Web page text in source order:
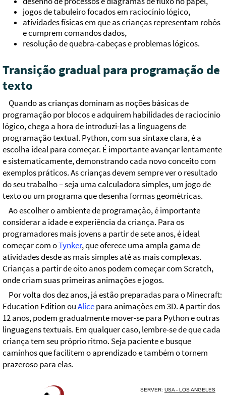
jogos de tabuleiro focados em raciocínio lógico,
atividades físicas em que as crianças representam robôs
e cumprem comandos dados,
resolução de quebra-cabeças e problemas lógicos.
Transição gradual para programação de
texto
Quando as crianças dominam as noções básicas de
programação por blocos e adquirem habilidades de raciocínio
lógico, chega a hora de introduzi-las a linguagens de
programação textual. Python, com sua sintaxe clara, é a
escolha ideal para começar. É importante avançar lentamente
e sistematicamente, demonstrando cada novo conceito com
exemplos práticos. As crianças devem sempre ver o resultado
do seu trabalho – seja uma calculadora simples, um jogo de
texto ou um programa que desenha formas geométricas.
Ao escolher o ambiente de programação, é importante
considerar a idade e experiência da criança. Para os
programadores mais jovens a partir de sete anos, é ideal
começar com oTynker, que oferece uma ampla gama de
atividades desde as mais simples até as mais complexas.
Crianças a partir de oito anos podem começar com Scratch,
onde criam suas primeiras animações e jogos.
Por volta dos dez anos, já estão preparadas para o Minecraft:
Education Edition ouAlicepara animações em 3D. A partir dos
12 anos, podem gradualmente mover-se para Python e outras
linguagens textuais. Em qualquer caso, lembre-se de que cada
criança tem seu próprio ritmo. Seja paciente e busque
caminhos que facilitem o aprendizado e também o tornem
prazeroso para elas.